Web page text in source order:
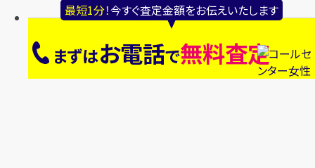
最短1分！今すぐ査定金額をお伝えいたします
まずはお電話で無料査定